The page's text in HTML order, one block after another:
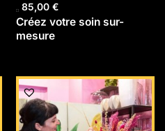
85,00 €
Créez votre soin sur-
mesure